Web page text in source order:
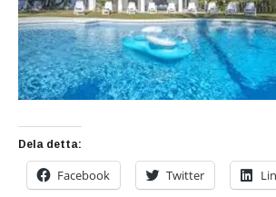
Dela detta:
Facebook Twitter